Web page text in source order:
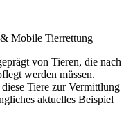
Mobile Tierrettung
von Tieren, die nach
werden müssen.
Tiere zur Vermittlung
aktuelles Beispiel